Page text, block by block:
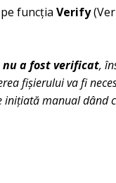
pe funcțiaVerify
a fost verificat,
fișierului va fi
inițiată manual dând